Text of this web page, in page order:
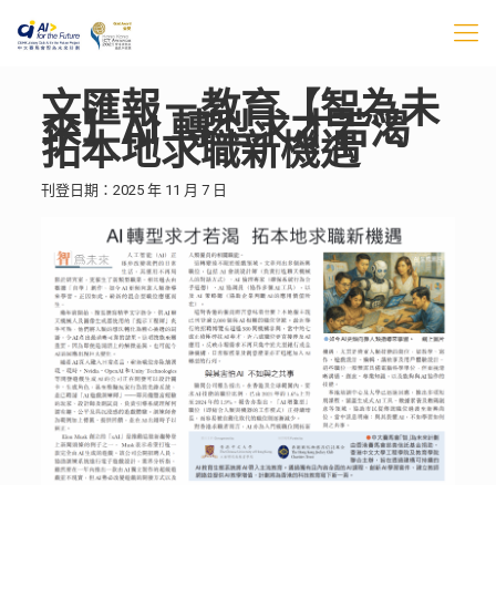
文匯報－教育【智為未
來】AI 轉型求才若渴
拓本地求職新機遇
刊登日期：2025 年 11 月 7 日